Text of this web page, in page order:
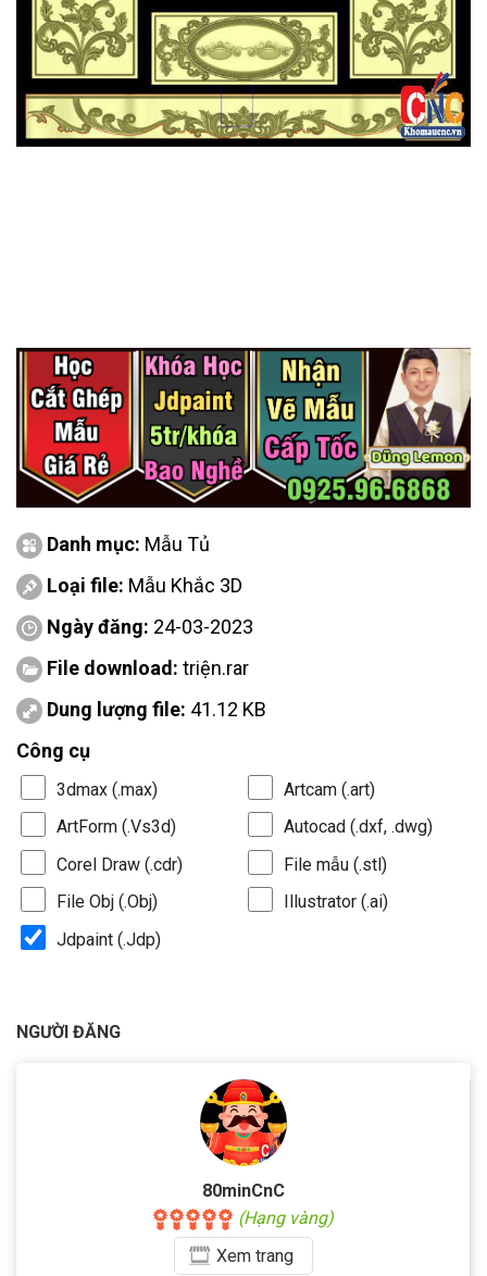
Danh mục: Mẫu Tủ
Loại file: Mẫu Khắc 3D
Ngày đăng: 24-03-2023
File download: triện.rar
Dung lượng file: 41.12 KB
Công cụ
3dmax (.max)
Artcam (.art)
ArtForm (.Vs3d)
Autocad (.dxf, .dwg)
Corel Draw (.cdr)
File mẫu (.stl)
File Obj (.Obj)
Illustrator (.ai)
Jdpaint (.Jdp)
NGƯỜI ĐĂNG
80minCnC
(Hạng vàng)
Xemtrang